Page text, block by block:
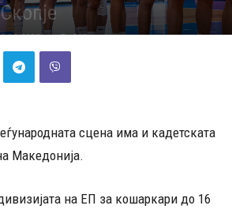
08/2025 567
сцена има и кадетската
Македонија.
на ЕП за кошаркари до 16